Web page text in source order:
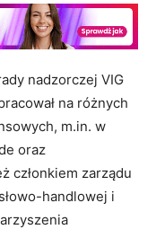
nadzorczej VIG
na różnych
m.in. w
oraz
członkiem zarządu
handlowej i